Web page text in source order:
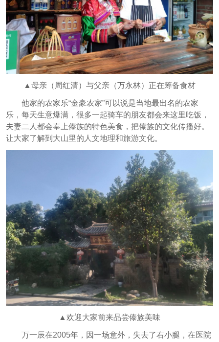
▲母亲（周红清）与父亲（万永林）正在筹备食材
他家的农家乐“金豪农家”可以说是当地最出名的农家
乐，每天生意爆满，很多一起骑车的朋友都会来这里吃饭，
夫妻二人都会奉上傣族的特色美食，把傣族的文化传播好。
让大家了解到大山里的人文地理和旅游文化。
▲欢迎大家前来品尝傣族美味
万一辰在2005年，因一场意外，失去了右小腿，在医院